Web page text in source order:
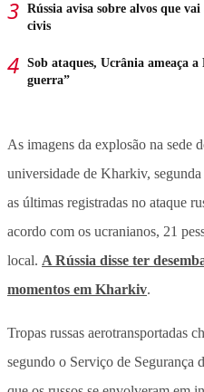
Rússia avisa sobre alvos que
civis
Sob ataques, Ucrânia ameaça
guerra”
As imagens da explosão na sede
universidade de Kharkiv,
as últimas registradas no ataque
acordo com os ucranianos, 21
local. A Rússia disse ter
momentos em Kharkiv.
Tropas russas aerotransportadas
segundo o Serviço de Segurança